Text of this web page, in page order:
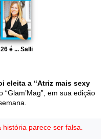
é ... Salli
eleita a “Atriz mais sexy
em sua edição
parece ser falsa.